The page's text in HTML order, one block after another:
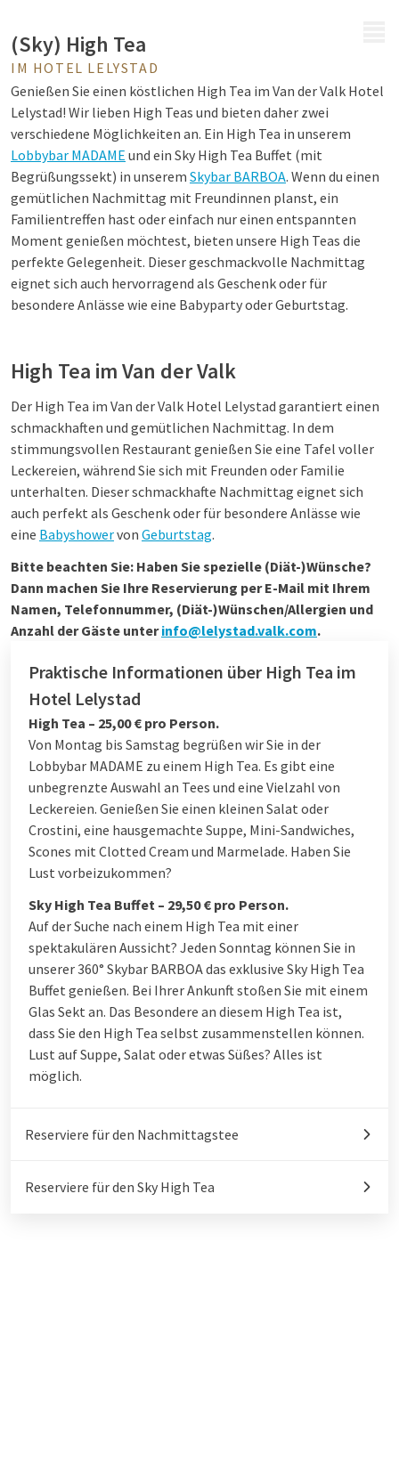
(Sky) High Tea
IM HOTEL LELYSTAD
Genießen Sie einen köstlichen High Tea im Van der Valk Hotel
Lelystad! Wir lieben High Teas und bieten daher zwei
verschiedene Möglichkeiten an. Ein High Tea in unserem
Lobbybar MADAME und ein Sky High Tea Buffet (mit
Begrüßungssekt) in unserem Skybar BARBOA. Wenn du einen
gemütlichen Nachmittag mit Freundinnen planst, ein
Familientreffen hast oder einfach nur einen entspannten
Moment genießen möchtest, bieten unsere High Teas die
perfekte Gelegenheit. Dieser geschmackvolle Nachmittag
eignet sich auch hervorragend als Geschenk oder für
besondere Anlässe wie eine Babyparty oder Geburtstag.
High Tea im Van der Valk
Der High Tea im Van der Valk Hotel Lelystad garantiert einen
schmackhaften und gemütlichen Nachmittag. In dem
stimmungsvollen Restaurant genießen Sie eine Tafel voller
Leckereien, während Sie sich mit Freunden oder Familie
unterhalten. Dieser schmackhafte Nachmittag eignet sich
auch perfekt als Geschenk oder für besondere Anlässe wie
eine Babyshowervon Geburtstag.
Bitte beachten Sie: Haben Sie spezielle (Diät-)Wünsche?
Dann machen Sie Ihre Reservierung per E-Mail mit Ihrem
Namen, Telefonnummer, (Diät-)Wünschen/Allergien und
Anzahl der Gäste unterinfo@lelystad.valk.com.
Praktische Informationen über High Tea im
Hotel Lelystad
High Tea – 25,00 € pro Person.
Von Montag bis Samstag begrüßen wir Sie in der
Lobbybar MADAME zu einem High Tea. Es gibt eine
unbegrenzte Auswahl an Tees und eine Vielzahl von
Leckereien. Genießen Sie einen kleinen Salat oder
Crostini, eine hausgemachte Suppe, Mini-Sandwiches,
Scones mit Clotted Cream und Marmelade. Haben Sie
Lust vorbeizukommen?
Sky High Tea Buffet – 29,50 € pro Person.
Auf der Suche nach einem High Tea mit einer
spektakulären Aussicht? Jeden Sonntag können Sie in
unserer 360° Skybar BARBOA das exklusive Sky High Tea
Buffet genießen. Bei Ihrer Ankunft stoßen Sie mit einem
Glas Sekt an. Das Besondere an diesem High Tea ist,
dass Sie den High Tea selbst zusammenstellen können.
Lust auf Suppe, Salat oder etwas Süßes? Alles ist
möglich.
Reserviere für den Nachmittagstee
Reserviere für den Sky High Tea